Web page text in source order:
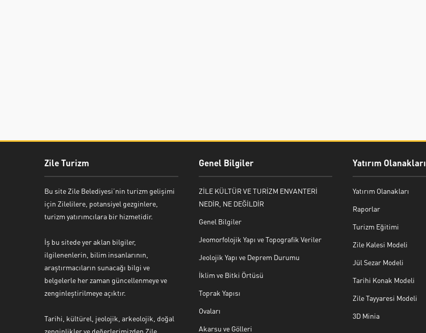
Zile Turizm
Bu site Zile Belediyesi’nin turizm gelişimi
için Zilelilere, potansiyel gezginlere,
turizm yatırımcılara bir hizmetidir.
İş bu sitede yer aklan bilgiler,
ilgilenenlerin, bilim insanlarının,
araştırmacıların sunacağı bilgi ve
belgelerle her zaman güncellenmeye ve
zenginleştirilmeye açıktır.
Tarihi, kültürel, jeolojik, arkeolojik, doğal
zenginlikler ve değerlerimizden Zile
Genel Bilgiler
ZİLE KÜLTÜR VE TURİZM ENVANTERİ
NEDİR, NE DEĞİLDİR
Genel Bilgiler
Jeomorfolojik Yapı ve Topografik Veriler
Jeolojik Yapı ve Deprem Durumu
İklim ve Bitki Örtüsü
Toprak Yapısı
Ovaları
Akarsu ve Gölleri
Yatırım Olanakları
Yatırım Olanakları
Raporlar
Turizm Eğitimi
Zile Kalesi Modeli
Jül Sezar Modeli
Tarihi Konak Modeli
Zile Tayyaresi Modeli
3D Minia